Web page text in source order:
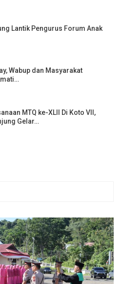
Lantik Pengurus Forum Anak
Wabup dan Masyarakat
MTQ ke-XLII Di Koto VII,
Gelar…